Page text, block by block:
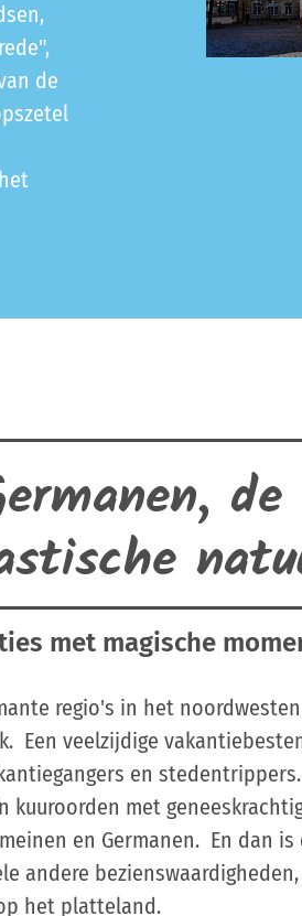
de
de
met magische
regio's in het
Een veelzijdige
en
met
en Germanen. En dan
andere
het platteland.